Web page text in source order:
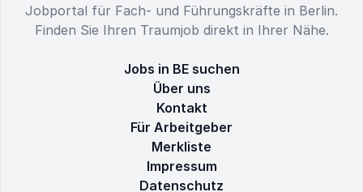
Jobportal für Fach- und Führungskräfte in Berlin.
Finden Sie Ihren Traumjob direkt in Ihrer Nähe.
Jobs in BE suchen
Über uns
Kontakt
Für Arbeitgeber
Merkliste
Impressum
Datenschutz